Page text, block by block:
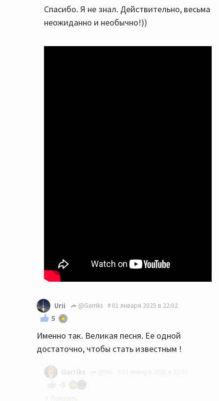
Спасибо. Я не знал. Действительно, весьма
неожиданно и необычно!))
Urii @Garriks 01 января 2025 в 22:02
5
Именно так. Великая песня. Ее одной
достаточно, чтобы стать известным !
Garriks
-5